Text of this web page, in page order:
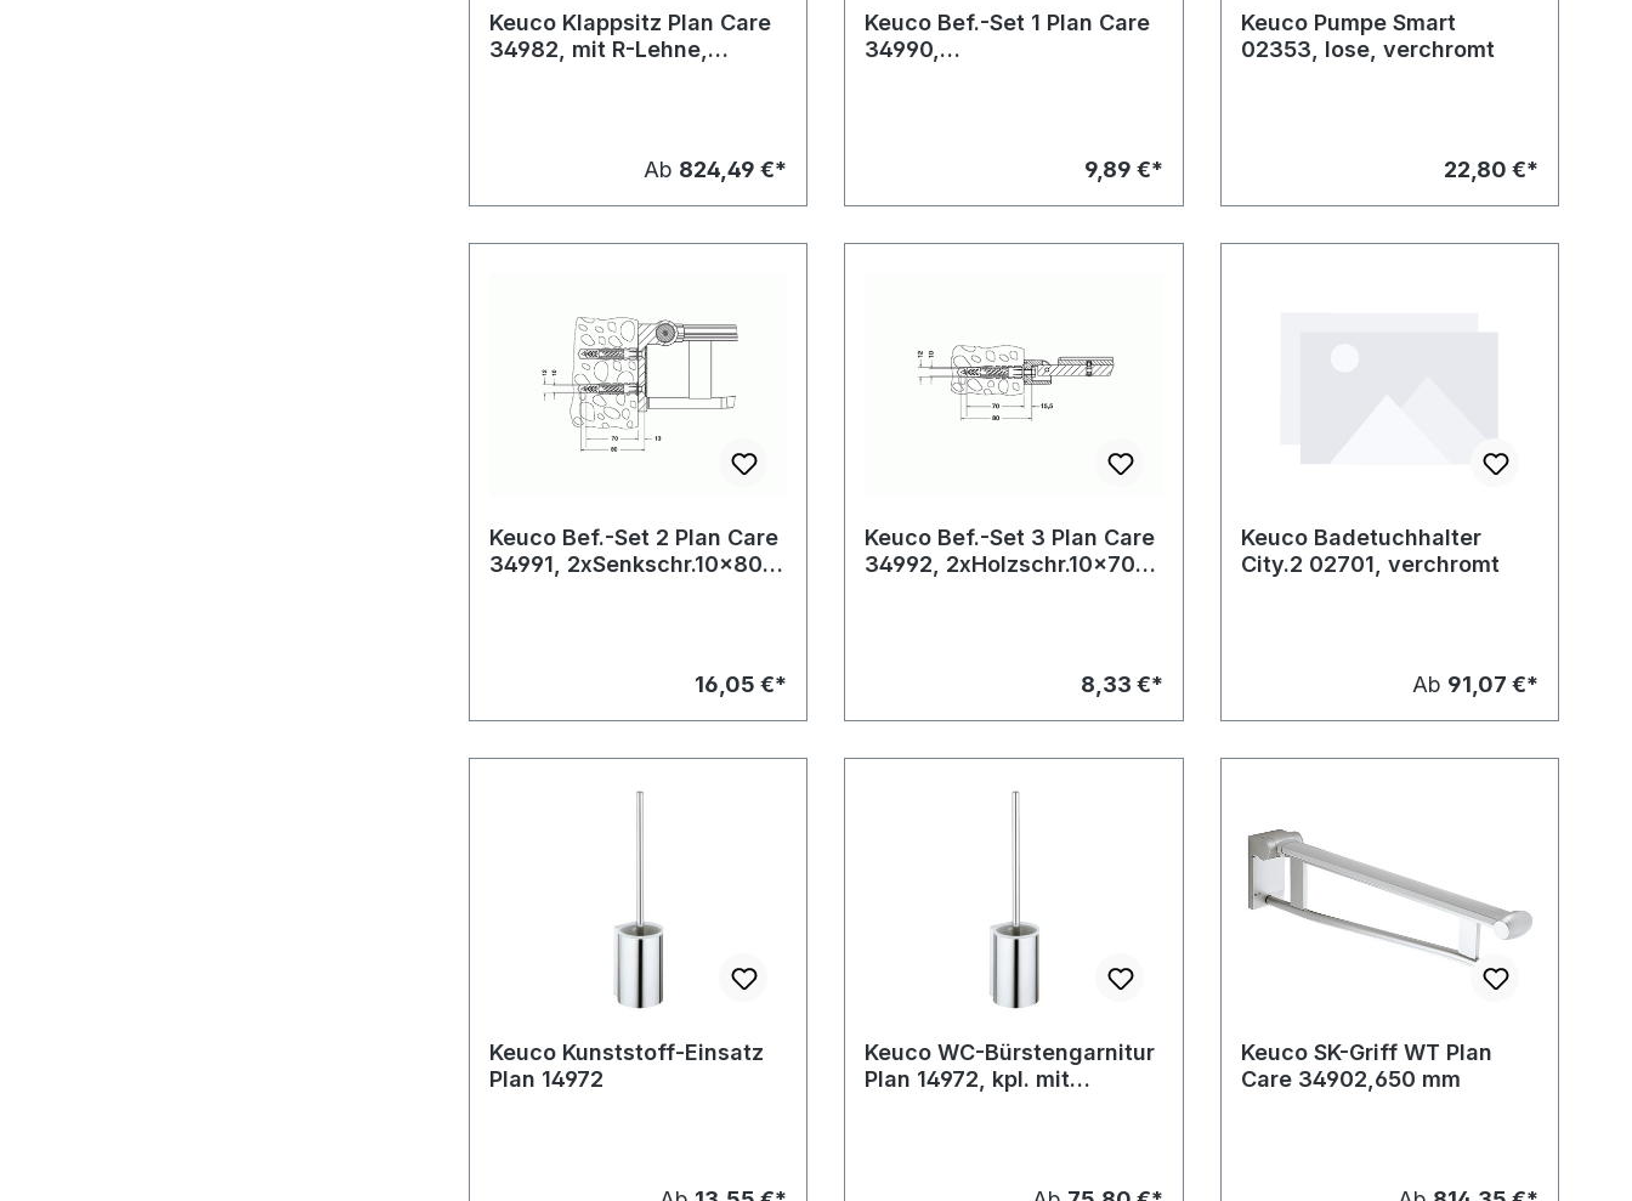
Keuco Klappsitz Plan Care
34982, mit R-Lehne,
Ab 824,49 €*
Keuco Bef.-Set 1 Plan Care
34990,
9,89 €*
Keuco Pumpe Smart
02353, lose, verchromt
22,80 €*
Keuco Bef.-Set 2 Plan Care
34991, 2xSenkschr.10x80
16,05 €*
Keuco Bef.-Set 3 Plan Care
34992, 2xHolzschr.10x70
8,33 €*
Keuco Badetuchhalter
City.2 02701, verchromt
Ab 91,07 €*
Keuco Kunststoff-Einsatz
Plan 14972
Keuco WC-Bürstengarnitur
Plan 14972, kpl. mit
Keuco SK-Griff WT Plan
Care 34902,650 mm